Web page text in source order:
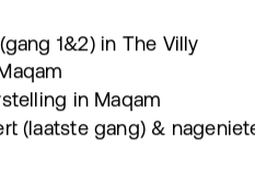
1&2) in The Villy
in Maqam
(laatste gang) &